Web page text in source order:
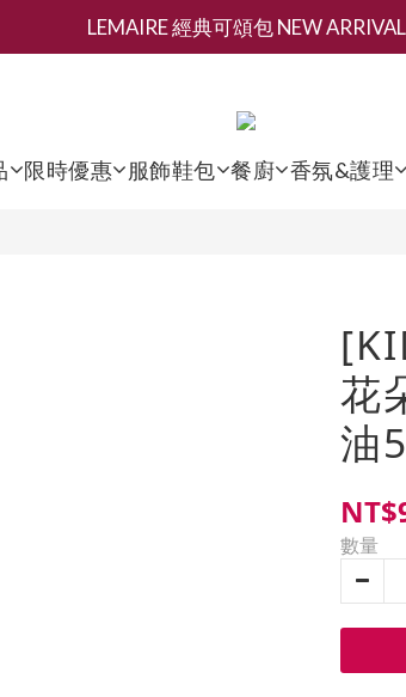
新會員募集現領抵用千元購物金
LEMAIRE 經典可頌包 NEW ARRIVAL
新會員募集現領抵用千元購物金
限時優惠 服飾鞋包 餐廚 香氛&護理
花
油
數量